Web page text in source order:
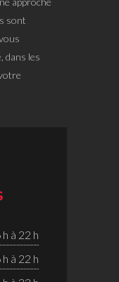
sont
dans les
h à 22 h
h à 22 h